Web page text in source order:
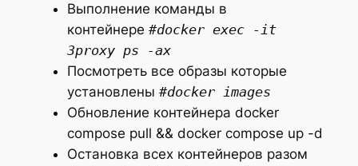
Выполнение команды в
контейнере #docker exec -it
3proxy ps -ax
Посмотреть все образы которые
установлены #docker images
Обновление контейнера docker
compose pull && docker compose up -d
Остановка всех контейнеров разом